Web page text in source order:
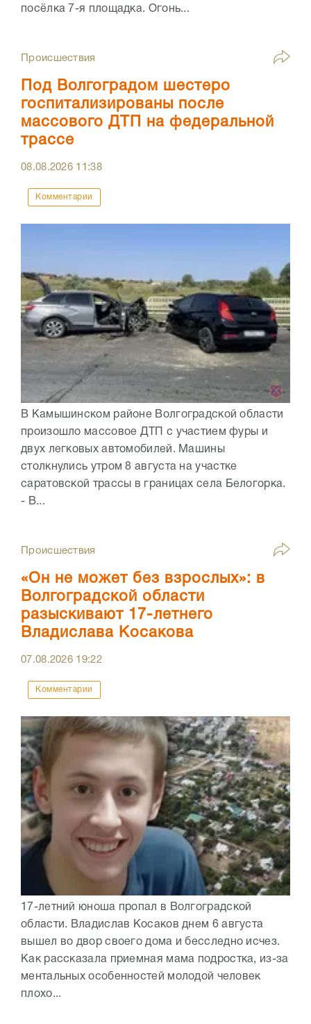
посёлка 7-я площадка. Огонь...
Происшествия
Под Волгоградом шестеро
госпитализированы после
массового ДТП на федеральной
трассе
08.08.2026 11:38
Комментарии
В Камышинском районе Волгоградской области
произошло массовое ДТП с участием фуры и
двух легковых автомобилей. Машины
столкнулись утром 8 августа на участке
саратовской трассы в границах села Белогорка.
- В...
Происшествия
«Он не может без взрослых»: в
Волгоградской области
разыскивают 17-летнего
Владислава Косакова
07.08.2026 19:22
Комментарии
17-летний юноша пропал в Волгоградской
области. Владислав Косаков днем 6 августа
вышел во двор своего дома и бесследно исчез.
Как рассказала приемная мама подростка, из-за
ментальных особенностей молодой человек
плохо...